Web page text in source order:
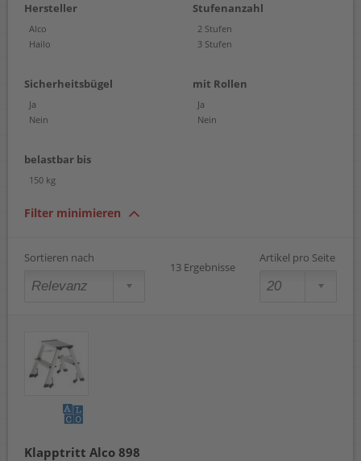
Hersteller
Alco
Hailo
Stufenanzahl
2 Stufen
3 Stufen
Sicherheitsbügel
Ja
Nein
mit Rollen
Ja
Nein
belastbar bis
150 kg
Filter minimieren
Sortieren nach
13 Ergebnisse
Artikel pro Seite
Klapptritt Alco 898